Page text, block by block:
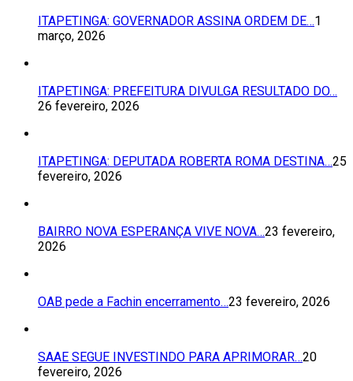
ITAPETINGA: GOVERNADOR ASSINA ORDEM DE…1
março, 2026
ITAPETINGA: PREFEITURA DIVULGA RESULTADO DO…
26 fevereiro, 2026
ITAPETINGA: DEPUTADA ROBERTA ROMA DESTINA…25
fevereiro, 2026
BAIRRO NOVA ESPERANÇA VIVE NOVA…23 fevereiro,
2026
OAB pede a Fachin encerramento…23 fevereiro, 2026
SAAE SEGUE INVESTINDO PARA APRIMORAR…20
fevereiro, 2026